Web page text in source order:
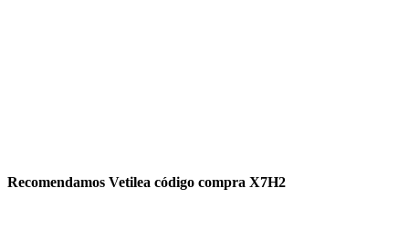
Recomendamos Vetilea código compra X7H2